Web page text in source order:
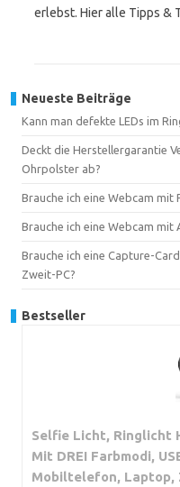
erlebst. Hier alle Tipps &
Neueste Beiträge
Kann man defekte LEDs im
Deckt die Herstellergarantie
Ohrpolster ab?
Brauche ich eine Webcam mit
Brauche ich eine Webcam
Brauche ich eine Capture-
Zweit-PC?
Bestseller
Selfie Licht, Ringlicht
Mit DREI Farbmodi,
Mobiltelefon, Laptop,